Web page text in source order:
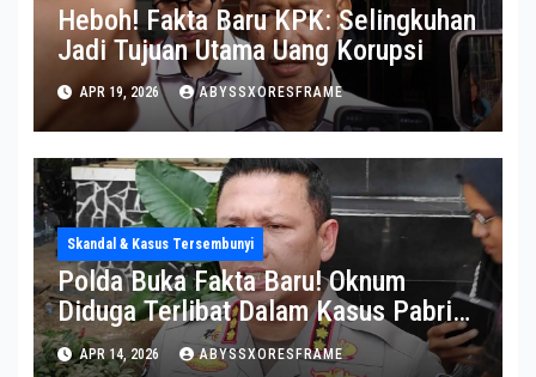
Heboh! Fakta Baru KPK: Selingkuhan
Jadi Tujuan Utama Uang Korupsi
APR 19, 2026 ABYSSXORESFRAME
Skandal & Kasus Tersembunyi
Polda Buka Fakta Baru! Oknum
Diduga Terlibat Dalam Kasus Pabrik
Narkoba Di Semarang
APR 14, 2026 ABYSSXORESFRAME